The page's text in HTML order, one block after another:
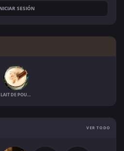
SESIÓN
LAIT DE POULE (EGGNOG)
VER TODO